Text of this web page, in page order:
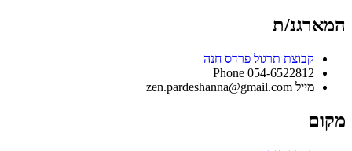
המארגנ/ת
קבוצת תרגול פרדס חנה
Phone 054-6522812
מייל zen.pardeshanna@gmail.com
מקום